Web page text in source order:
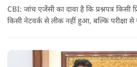
CBI: जांच एजेंसी का दावा है कि प्रश्नपत्र किसी
किसी नेटवर्क से लीक नहीं हुआ, बल्कि परीक्षा से